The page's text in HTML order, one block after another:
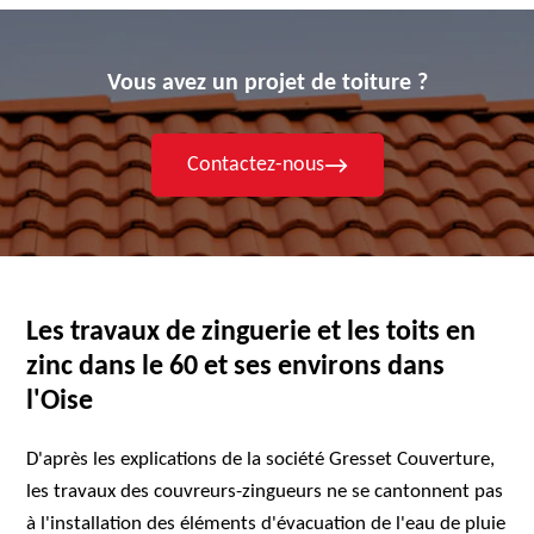
Vous avez un projet de toiture ?
Contactez-nous
Les travaux de zinguerie et les toits en
zinc dans le 60 et ses environs dans
l'Oise
D'après les explications de la société Gresset Couverture,
les travaux des couvreurs-zingueurs ne se cantonnent pas
à l'installation des éléments d'évacuation de l'eau de pluie